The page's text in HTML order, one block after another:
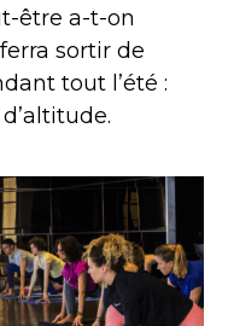
être a-t-on
sortir de
tout l’été :